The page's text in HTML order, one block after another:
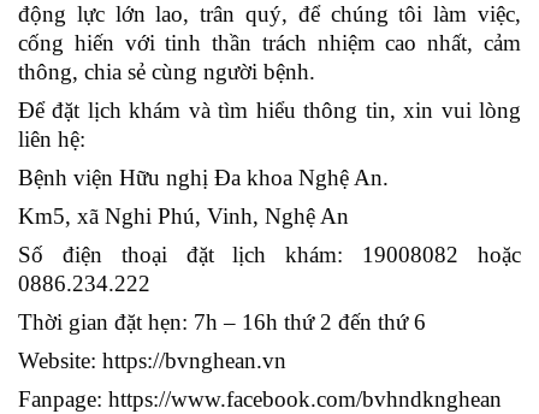
động lực lớn lao, trân quý, để chúng tôi làm việc,
cống hiến với tinh thần trách nhiệm cao nhất, cảm
thông, chia sẻ cùng người bệnh.
Để đặt lịch khám và tìm hiểu thông tin, xin vui lòng
liên hệ:
Bệnh viện Hữu nghị Đa khoa Nghệ An.
Km5, xã Nghi Phú, Vinh, Nghệ An
Số điện thoại đặt lịch khám: 19008082 hoặc
0886.234.222
Thời gian đặt hẹn: 7h – 16h thứ 2 đến thứ 6
Website: https://bvnghean.vn
Fanpage: https://www.facebook.com/bvhndknghean